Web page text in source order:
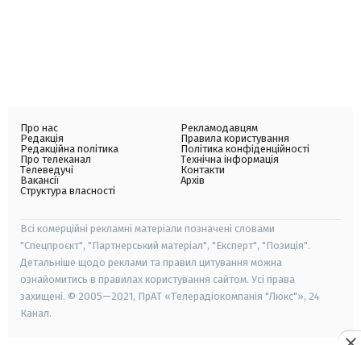
Про нас
Редакція
Редакційна політика
Про телеканал
Телеведучі
Вакансії
Структура власності
Рекламодавцям
Правила користування
Політика конфіденційності
Технічна інформація
Контакти
Архів
Всі комерційні рекламні матеріали позначені словами
"Спецпроєкт", "Партнерський матеріал", "Експерт", "Позиція".
Детальніше щодо реклами та правил цитування можна
ознайомитись в правилах користування сайтом. Усі права
захищені. © 2005—2021, ПрАТ «Телерадіокомпанія "Люкс"», 24
Канал.